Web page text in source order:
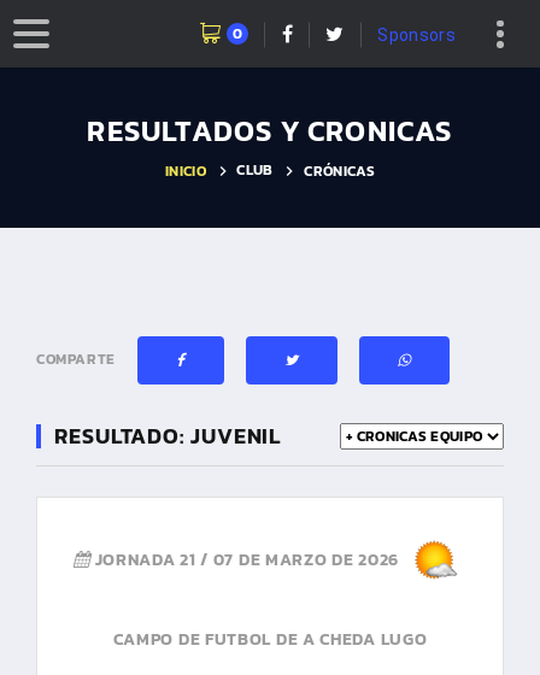
0 Sponsors
RESULTADOS Y CRONICAS
INICIO CLUB CRÓNICAS
COMPARTE
RESULTADO: JUVENIL
JORNADA 21 / 07 DE MARZO DE 2026
CAMPO DE FUTBOL DE A CHEDA LUGO